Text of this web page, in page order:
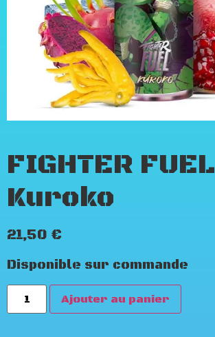
FIGHTER FUEL
Kuroko
21,50 €
Disponible sur commande
Ajouter au panier